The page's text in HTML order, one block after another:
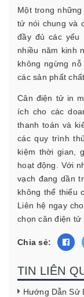
Một trong
tử nói chung và
đầy đủ các
nhiều năm kinh
không ngừng
các sản phất
Cân điện tử in
ích cho các
thanh toán và
các quy trình
kiệm thời gian,
hoạt động. Với
vạch đang dần
không thể thiếu
Liên hệ ngay
chọn cân điện tử
Chia sẻ:
TIN LIÊN
Hướng Dẫn Sử